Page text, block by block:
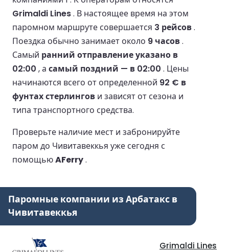
Grimaldi Lines. В настоящее время на этом
паромном маршруте совершается 3 рейсов.
Поездка обычно занимает около 9 часов.
Самый ранний отправление указано в
02:00 , а самый поздний — в 02:00 . Цены
начинаются всего от определенной 92 € в
фунтах стерлингов и зависят от сезона и
типа транспортного средства.
Проверьте наличие мест и забронируйте
паром до Чивитавеккья уже сегодня с
помощьюAFerry.
Паромные компании из Арбатакс в
Чивитавеккья
Grimaldi Lines